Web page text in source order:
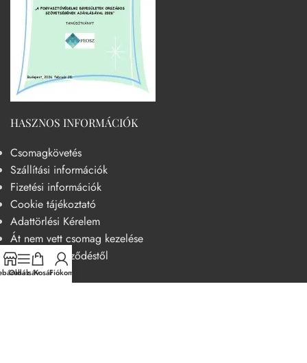
HASZNOS INFORMÁCIÓK
Csomagkövetés
Szállítási információk
Fizetési információk
Cookie tájékoztató
Adattörlési Kérelem
Át nem vett csomag kezelése
Elállás a szerződéstől
OldalsávKosárFiókom